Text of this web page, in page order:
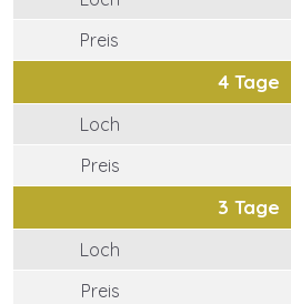
Preis
4 Tage
Loch
Preis
3 Tage
Loch
Preis